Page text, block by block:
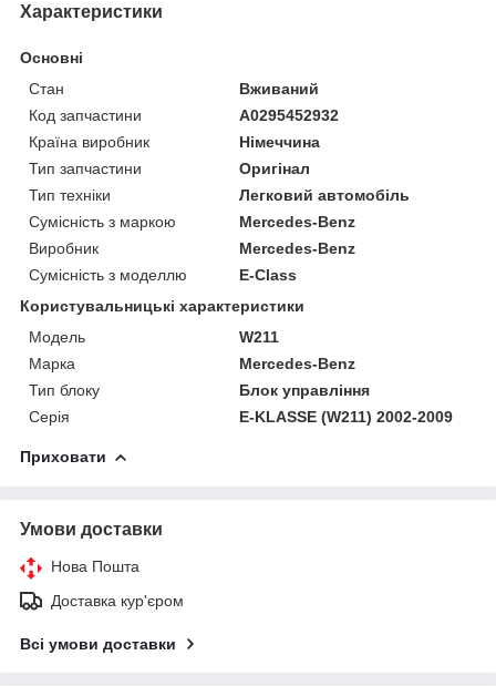
Характеристики
Основні
Стан
Вживаний
Код запчастини
A0295452932
Країна виробник
Німеччина
Тип запчастини
Оригінал
Тип техніки
Легковий автомобіль
Сумісність з маркою
Mercedes-Benz
Виробник
Mercedes-Benz
Сумісність з моделлю
E-Class
Користувальницькі характеристики
Модель
W211
Марка
Mercedes-Benz
Тип блоку
Блок управління
Серія
E-KLASSE (W211) 2002-2009
Приховати
Умови доставки
Нова Пошта
Доставка кур'єром
Всі умови доставки